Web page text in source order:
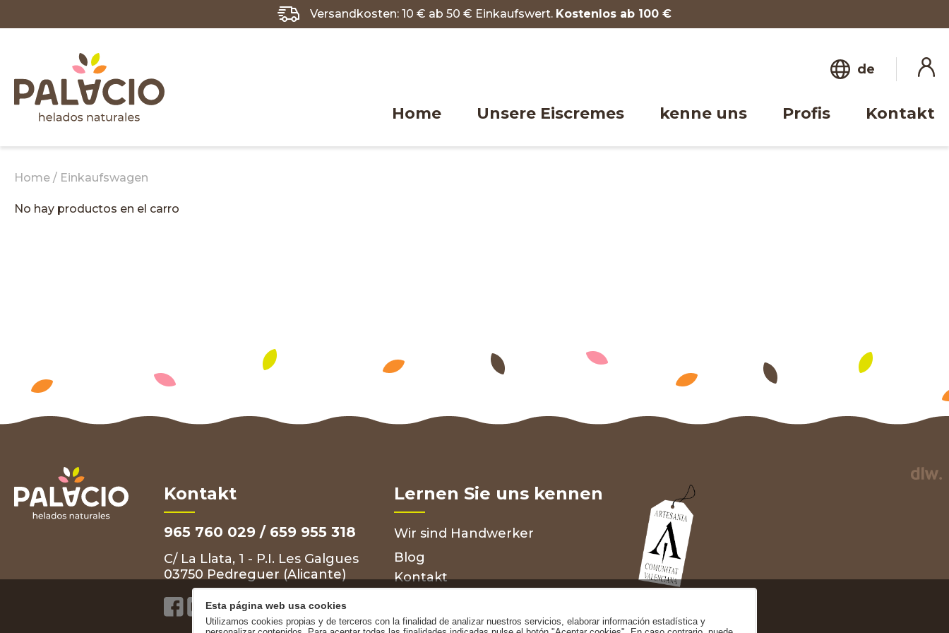
Versandkosten: 10 € ab 50 € Einkaufswert. Kostenlos ab 100 €
de
Home Unsere Eiscremes kenne uns Profis Kontakt
Home Einkaufswagen
No hay productos en el carro
Kontakt
965 760 029 / 659 955 318
C/ La Llata, 1 - P.I. Les Galgues
03750 Pedreguer (Alicante)
Lernen Sie uns kennen
Wir sind Handwerker
Blog
Kontakt
Esta página web usa cookies
Utilizamos cookies propias y de terceros con la finalidad de analizar nuestros servicios, elaborar información estadística y